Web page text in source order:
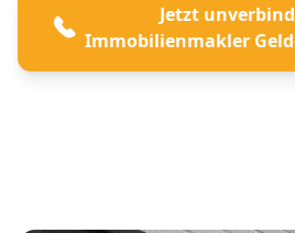
Jetzt
Immobilienmakler
lassen